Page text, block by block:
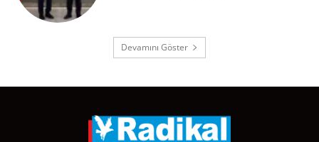
Devamını Göster